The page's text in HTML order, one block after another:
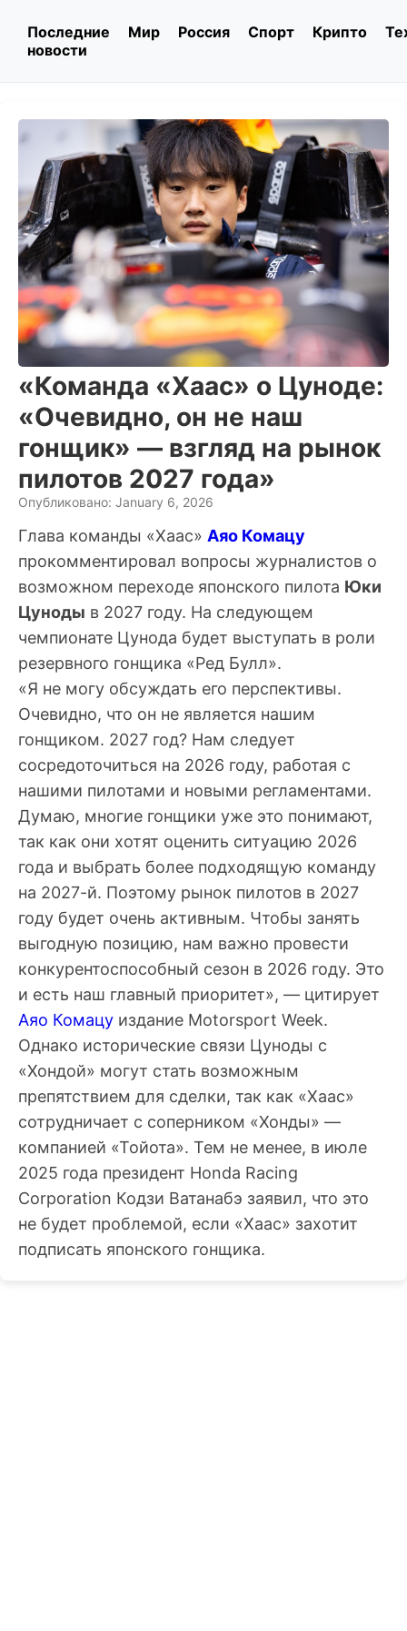
Последние
новости
Мир Россия Спорт Крипто
«Команда «Хаас» о Цуноде:
«Очевидно, он не наш
гонщик» — взгляд на рынок
пилотов 2027 года»
Опубликовано: January 6, 2026
Глава команды «Хаас» Аяо Комацу
прокомментировал вопросы журналистов о
возможном переходе японского пилота Юки
Цуноды в 2027 году. На следующем
чемпионате Цунода будет выступать в роли
резервного гонщика «Ред Булл».
«Я не могу обсуждать его перспективы.
Очевидно, что он не является нашим
гонщиком. 2027 год? Нам следует
сосредоточиться на 2026 году, работая с
нашими пилотами и новыми регламентами.
Думаю, многие гонщики уже это понимают,
так как они хотят оценить ситуацию 2026
года и выбрать более подходящую команду
на 2027-й. Поэтому рынок пилотов в 2027
году будет очень активным. Чтобы занять
выгодную позицию, нам важно провести
конкурентоспособный сезон в 2026 году. Это
и есть наш главный приоритет», — цитирует
Аяо Комацу издание Motorsport Week.
Однако исторические связи Цуноды с
«Хондой» могут стать возможным
препятствием для сделки, так как «Хаас»
сотрудничает с соперником «Хонды» —
компанией «Тойота». Тем не менее, в июле
2025 года президент Honda Racing
Corporation Кодзи Ватанабэ заявил, что это
не будет проблемой, если «Хаас» захотит
подписать японского гонщика.